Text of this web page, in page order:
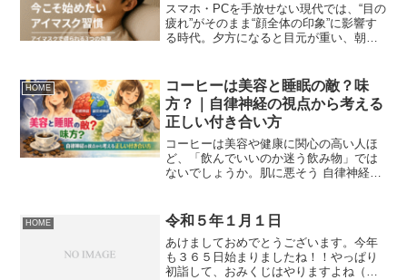
スマホ・PCを手放せない現代では、“目の
疲れ”がそのまま“顔全体の印象”に影響す
る時代。夕方になると目元が重い、朝起
悩みを抱える人が増えています。実はこ
れらのサインの多...
HOME
コーヒーは美容と睡眠の敵？味
方？｜自律神経の視点から考える
正しい付き合い方
コーヒーは美容や健康に関心の高い人ほ
ど、「飲んでいいのか迷う飲み物」では
ないでしょうか。肌に悪そう 自律神経が
適切なコーヒー摂取が美容・健康にプラ
スに働く可能性も示さ...
HOME 令和５年１月１日
あけましておめでとうございます。今年
も３６５日始まりましたね！！やっぱり
初詣して、おみくじはやりますよね（人